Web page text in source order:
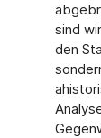
sind
den